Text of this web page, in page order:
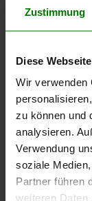
Zustimmung
Diese
Wir verwenden
zu können und
analysieren.
Verwendung
soziale
Partner führen
weiteren Daten
2025
250 €
350 €
Die aktuelle
können Sie